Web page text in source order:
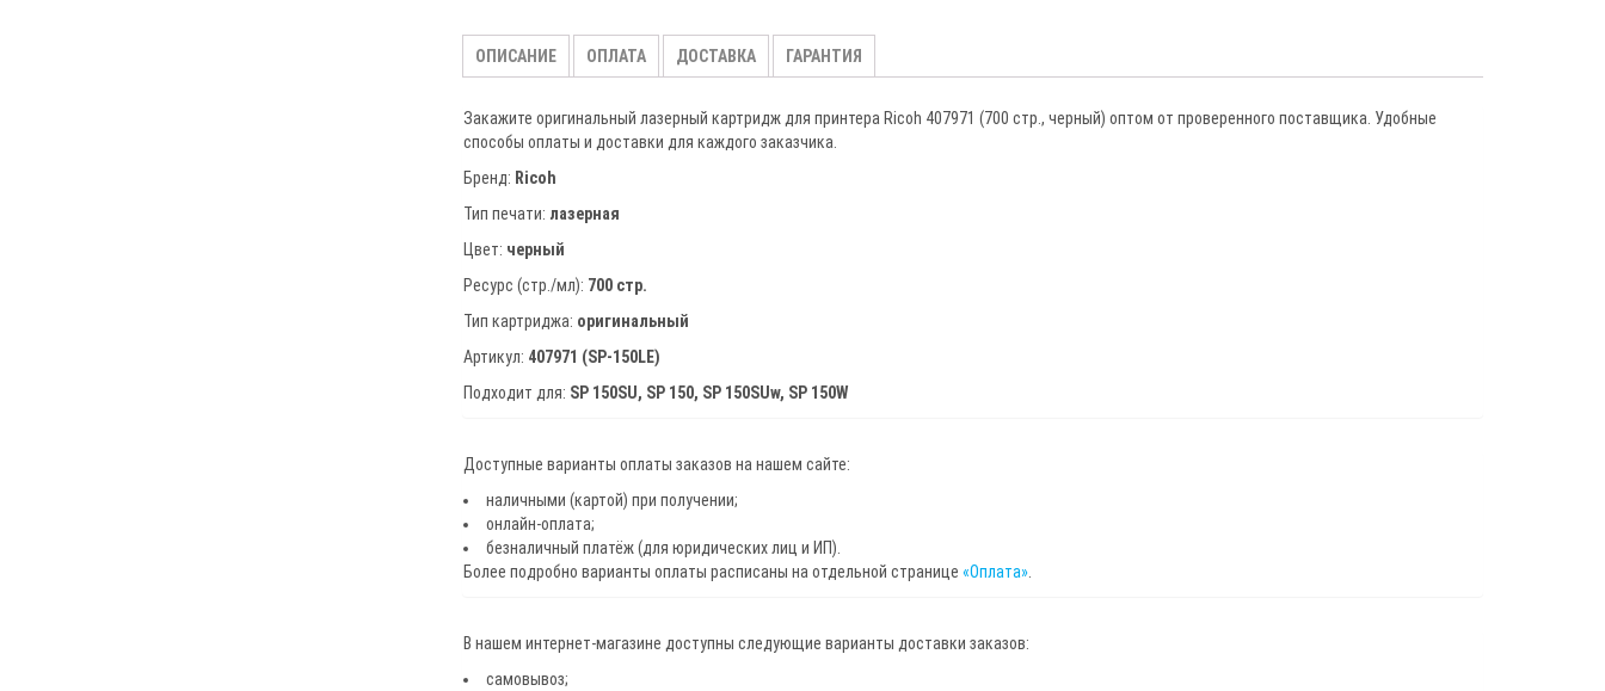
Aficio
SP
ОПИСАНИЕ ОПЛАТА ДОСТАВКА ГАРАНТИЯ
Закажите оригинальный лазерный картридж для принтера Ricoh 407971 (700 стр., черный) оптом от проверенного поставщика. Удобные
способы оплаты и доставки для каждого заказчика.
Бренд: Ricoh
Тип печати: лазерная
Цвет: черный
Ресурс (стр./мл): 700 стр.
Тип картриджа: оригинальный
Артикул: 407971 (SP-150LE)
Подходит для: SP 150SU, SP 150, SP 150SUw, SP 150W
Доступные варианты оплаты заказов на нашем сайте:
наличными (картой) при получении;
онлайн-оплата;
безналичный платёж (для юридических лиц и ИП).
Более подробно варианты оплаты расписаны на отдельной странице «Оплата»
В нашем интернет-магазине доступны следующие варианты доставки заказов:
самовывоз;